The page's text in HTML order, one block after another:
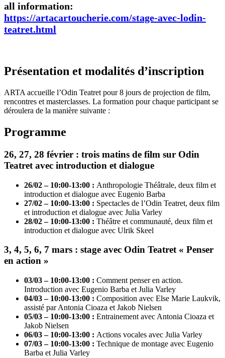
all information:
https://artacartoucherie.com/stage-avec-lodin-
teatret.html
Présentation et modalités d’inscription
ARTA accueille l’Odin Teatret pour 8 jours de projection de film,
rencontres et masterclasses. La formation pour chaque participant se
déroulera de la manière suivante :
Programme
26, 27, 28 février : trois matins de film sur Odin
Teatret avec introduction et dialogue
26/02 – 10:00-13:00 : Anthropologie Théâtrale, deux film et
introduction et dialogue avec Eugenio Barba
27/02 – 10:00-13:00 : Spectacles de l’Odin Teatret, deux film
et introduction et dialogue avec Julia Varley
28/02 – 10:00-13:00 : Théâtre et communauté, deux film et
introduction et dialogue avec Ulrik Skeel
3, 4, 5, 6, 7 mars : stage avec Odin Teatret « Penser
en action »
03/03 – 10:00-13:00 : Comment penser en action.
Introduction avec Eugenio Barba et Julia Varley
04/03 – 10:00-13:00 : Composition avec Else Marie Laukvik,
assisté par Antonia Cioaza et Jakob Nielsen
05/03 – 10:00-13:00 : Entrainement avec Antonia Cioaza et
Jakob Nielsen
06/03 – 10:00-13:00 : Actions vocales avec Julia Varley
07/03 – 10:00-13:00 : Technique de montage avec Eugenio
Barba et Julia Varley